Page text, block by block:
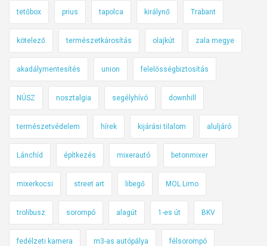
l
m
e
n
e
ö
e
e
g
y
tetőbox prius tapolca királynő Trabant
kötelező természetkárosítás olajkút zala megye
akadálymentesítés union felelősségbiztosítás
NÚSZ nosztalgia segélyhívó downhill
természetvédelem hírek kijárási tilalom aluljáró
Lánchíd építkezés mixerautó betonmixer
mixerkocsi street art libegő MOL Limo
trolibusz sorompó alagút 1-es út BKV
fedélzeti kamera m3-as autópálya félsorompó